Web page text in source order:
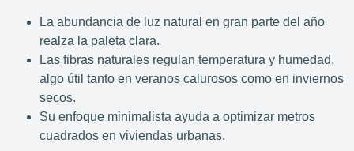
La abundancia de luz natural en gran parte del año
realza la paleta clara.
Las fibras naturales regulan temperatura y humedad,
algo útil tanto en veranos calurosos como en inviernos
secos.
Su enfoque minimalista ayuda a optimizar metros
cuadrados en viviendas urbanas.